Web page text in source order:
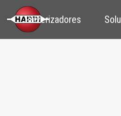
Pulverizadores